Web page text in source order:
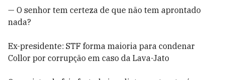
— O senhor tem certeza de que não tem aprontado
nada?
Ex-presidente: STF forma maioria para condenar
Collor por corrupção em caso da Lava-Jato